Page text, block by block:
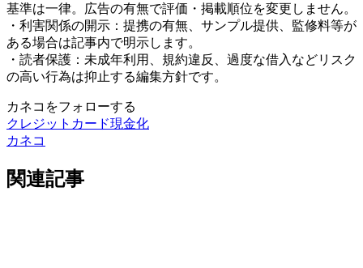
基準は一律。広告の有無で評価・掲載順位を変更しません。
・利害関係の開示：提携の有無、サンプル提供、監修料等が
ある場合は記事内で明示します。
・読者保護：未成年利用、規約違反、過度な借入などリスク
の高い行為は抑止する編集方針です。
カネコをフォローする
クレジットカード現金化
カネコ
関連記事